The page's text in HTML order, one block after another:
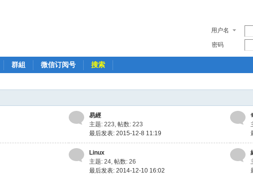
用户名
密码
群組 微信订阅号 搜索
易經
主题: 223,帖数: 223
最后发表: 2015-12-8 11:19
Linux
主题: 24,帖数: 26
最后发表: 2014-12-10 16:02